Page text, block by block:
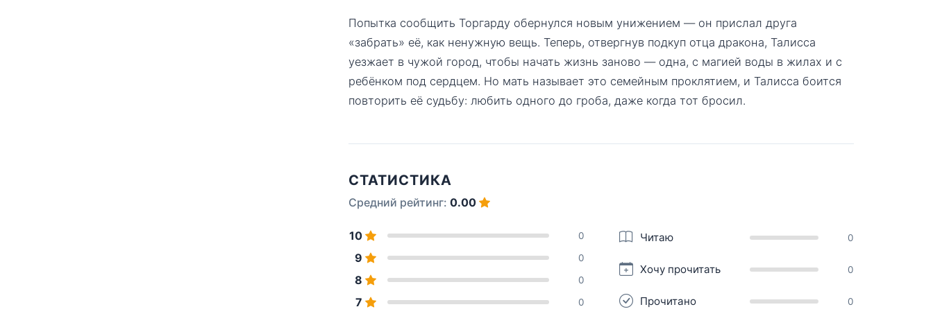
Попытка сообщить Торгарду обернулся новым унижением — он прислал друга
«забрать» её, как ненужную вещь. Теперь, отвергнув подкуп отца дракона, Талисса
уезжает в чужой город, чтобы начать жизнь заново — одна, с магией воды в жилах и с
ребёнком под сердцем. Но мать называет это семейным проклятием, и Талисса боится
повторить её судьбу: любить одного до гроба, даже когда тот бросил.
СТАТИСТИКА
Средний рейтинг: 0.00
10 0
9 0
8 0
7 0
Читаю 0
Хочу прочитать 0
Прочитано 0